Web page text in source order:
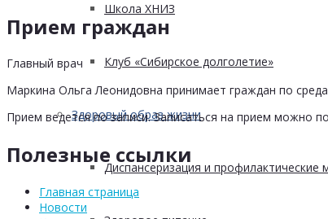
Школа ХНИЗ
Клуб «Сибирское долголетие»
Здоровый образ жизни
Диспансеризация и профилактические
Прием граждан
Главный врач
Маркина Ольга Леонидовна принимает граждан по
Прием ведется по записи. Записаться на прием можно
Полезные ссылки
Главная страница
Новости